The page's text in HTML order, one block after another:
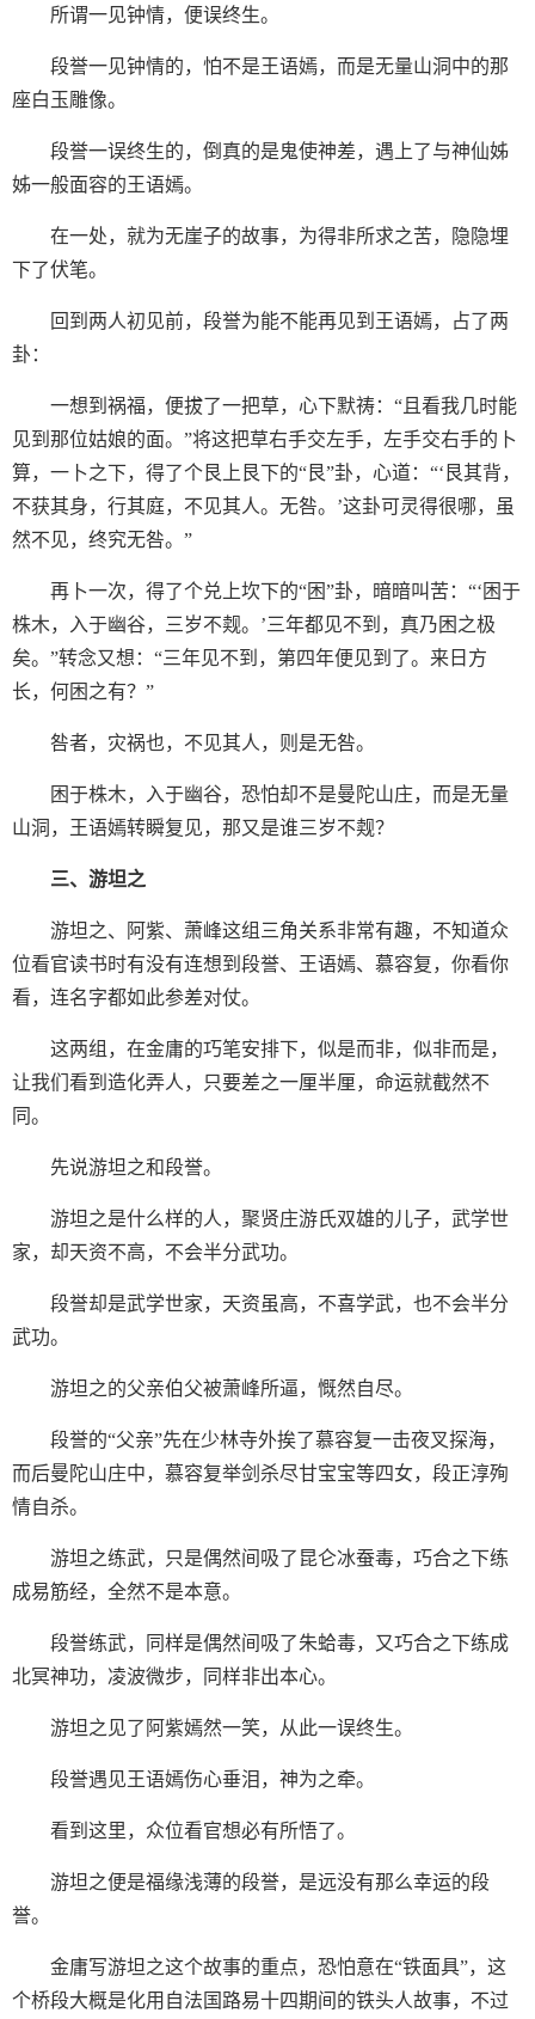
所谓一见钟情，便误终生。
段誉一见钟情的，怕不是王语嫣，而是无量山洞中的那
座白玉雕像。
段誉一误终生的，倒真的是鬼使神差，遇上了与神仙姊
姊一般面容的王语嫣。
在一处，就为无崖子的故事，为得非所求之苦，隐隐埋
下了伏笔。
回到两人初见前，段誉为能不能再见到王语嫣，占了两
卦：
一想到祸福，便拔了一把草，心下默祷：“且看我几时能
见到那位姑娘的面。”将这把草右手交左手，左手交右手的卜
算，一卜之下，得了个艮上艮下的“艮”卦，心道：“‘艮其背，
不获其身，行其庭，不见其人。无咎。’这卦可灵得很哪，虽
然不见，终究无咎。”
再卜一次，得了个兑上坎下的“困”卦，暗暗叫苦：“‘困于
株木，入于幽谷，三岁不觌。’三年都见不到，真乃困之极
矣。”转念又想：“三年见不到，第四年便见到了。来日方
长，何困之有？”
咎者，灾祸也，不见其人，则是无咎。
困于株木，入于幽谷，恐怕却不是曼陀山庄，而是无量
山洞，王语嫣转瞬复见，那又是谁三岁不觌？
三、游坦之
游坦之、阿紫、萧峰这组三角关系非常有趣，不知道众
位看官读书时有没有连想到段誉、王语嫣、慕容复，你看你
看，连名字都如此参差对仗。
这两组，在金庸的巧笔安排下，似是而非，似非而是，
让我们看到造化弄人，只要差之一厘半厘，命运就截然不
同。
先说游坦之和段誉。
游坦之是什么样的人，聚贤庄游氏双雄的儿子，武学世
家，却天资不高，不会半分武功。
段誉却是武学世家，天资虽高，不喜学武，也不会半分
武功。
游坦之的父亲伯父被萧峰所逼，慨然自尽。
段誉的“父亲”先在少林寺外挨了慕容复一击夜叉探海，
而后曼陀山庄中，慕容复举剑杀尽甘宝宝等四女，段正淳殉
情自杀。
游坦之练武，只是偶然间吸了昆仑冰蚕毒，巧合之下练
成易筋经，全然不是本意。
段誉练武，同样是偶然间吸了朱蛤毒，又巧合之下练成
北冥神功，凌波微步，同样非出本心。
游坦之见了阿紫嫣然一笑，从此一误终生。
段誉遇见王语嫣伤心垂泪，神为之牵。
看到这里，众位看官想必有所悟了。
游坦之便是福缘浅薄的段誉，是远没有那么幸运的段
誉。
金庸写游坦之这个故事的重点，恐怕意在“铁面具”，这
个桥段大概是化用自法国路易十四期间的铁头人故事，不过